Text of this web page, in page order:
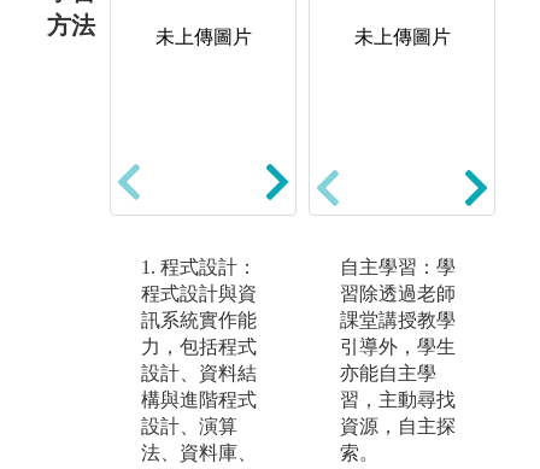
方法
未上傳圖片
1. 程式設計：
程式設計與資
訊系統實作能
力，包括程式
設計、資料結
構與進階程式
設計、演算
法、資料庫、
未上傳圖片
2. 管理理論與
案例討論：透
過理論介紹與
案例討論，學
習管理相關知
識。相關課程
包括管理學、
經濟學、會計
未上傳圖片
自主學習：學
習除透過老師
課堂講授教學
引導外，學生
亦能自主學
習，主動尋找
資源，自主探
索。